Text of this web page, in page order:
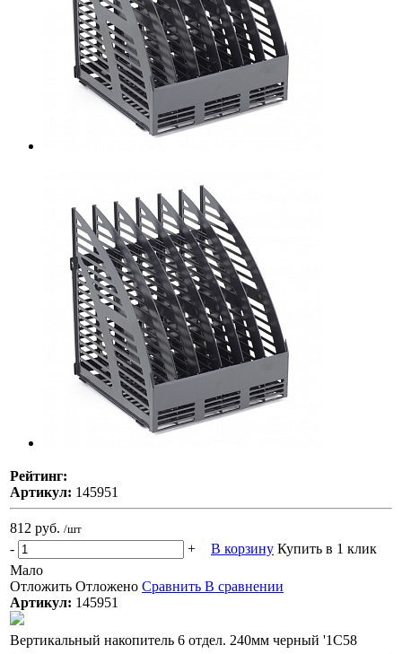
Рейтинг:
Артикул: 145951
812 руб. /шт
- + В корзину Купить в 1 клик
Мало
Отложить Отложено Сравнить В сравнении
Артикул: 145951
Вертикальный накопитель 6 отдел. 240мм черный '1C58